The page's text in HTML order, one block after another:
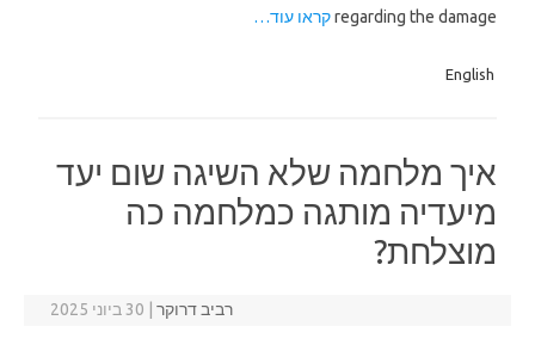
regarding the damageקראו עוד…
English
איך מלחמה שלא השיגה שום יעד
מיעדיה מותגה כמלחמה כה
מוצלחת?
רביב דרוקר 30 ביוני 2025